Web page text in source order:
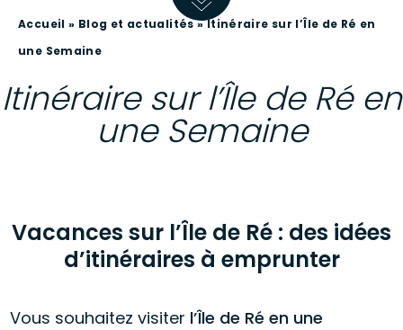
Accueil » Blog et actualités»Itinéraire sur l’Île de Ré en
une Semaine
Itinéraire sur l’Île de Ré en
une Semaine
Vacances sur l’Île de Ré : des idées
d’itinéraires à emprunter
Vous souhaitez visiter l’Île de Ré en une